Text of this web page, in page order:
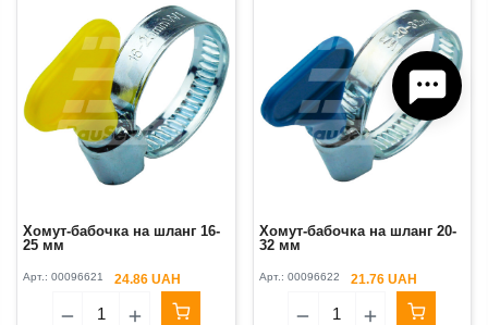
Хомут-бабочка на шланг 16-
25 мм
Арт.: 00096621 24.86 UAH
Хомут-бабочка на шланг 20-
32 мм
Арт.: 00096622 21.76 UAH